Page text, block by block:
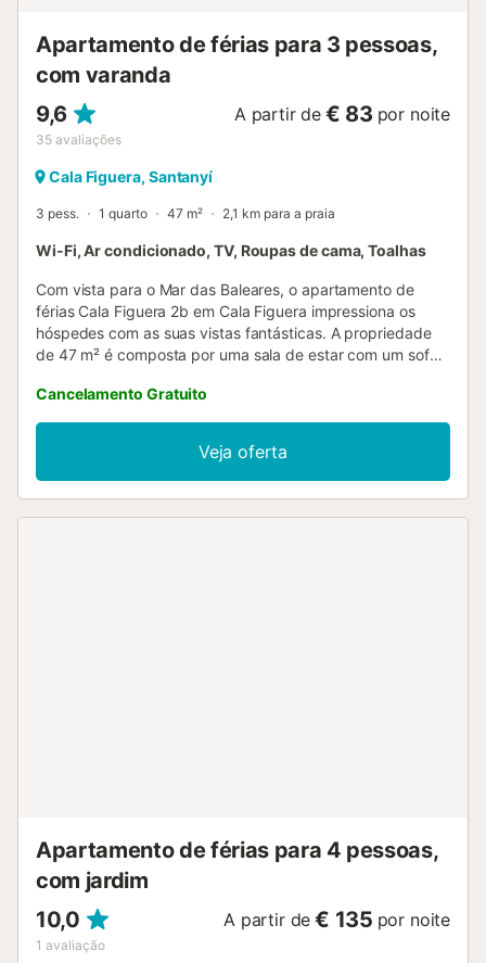
Apartamento de férias para 3 pessoas,
com varanda
9,6
35 avaliações
A partir de € 83 por noite
Cala Figuera, Santanyí
3 pess. 1 quarto 47 m² 2,1 km para a praia
Wi-Fi, Ar condicionado, TV, Roupas de cama, Toalhas
Com vista para o Mar das Baleares, o apartamento de
férias Cala Figuera 2b em Cala Figuera impressiona os
hóspedes com as suas vistas fantásticas. A propriedade
de 47 m² é composta por uma sala de estar com um sofá-
portanto, acomodar 3 pessoas. As comodidades
adicionais incluem Wi-Fi, uma televisão, bem como ar
condicionado. Um berço e uma cadeira alta também estão
disponíveis. Este aluguer de férias possui uma varanda
privada para o seu relaxamento à noite. Localizado a
Cancelamento Gratuito
Veja oferta
Apartamento de férias para 4 pessoas,
com jardim
10,0
1 avaliação
A partir de € 135 por noite